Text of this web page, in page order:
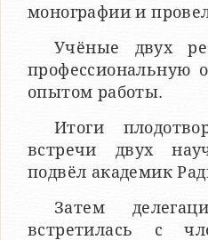
монографии и
Учёные двух
профессиональную
опытом работы.
Итоги
встречи двух
подвёл академик
Затем
встретилась с